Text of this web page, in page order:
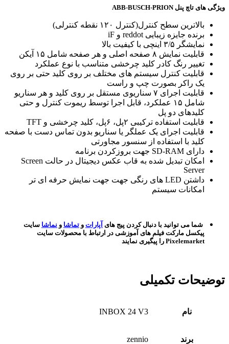
ویژگی های تاچ پنل ABB-BUSCH-PRION
بالاترین سطح کنترل(کنترل ۱۲۰ نقطه کنترلی)
برنده جایزه زیبایی reddot و iF
نمایشگر ۳/۵ اینچی با کیفیت بالا
قابلیت نمایش ۸ صفحه اصلی و هر صفحه شامل ۱۵ آیکن
تغییر رنگ کادر کلید چرخشی متناسب با نوع عملکرد
قابلیت کنترل سیستم های مختلف بر روی کلید حتی بر روی
یک راکر بصورت چپ و راست
قابلیت اجرای ۷ سناریوی مستقل بر روی کلید و هر سناریو
شامل ۱۵ عملکرد، قابل اجرا توسط ریموت کنترل و حتی
کلیدهای دو پل
قابلیت استفاده ترکیبی ۲پل، ۶پل، کلید چرخشی و TFT
قابلیت اجرای یک عملگر یا سناریو بدون تماس دست با صفحه
کلید با استفاده از سنسور مجاورتی
دارای SD-RAM جهت بروزکردن برنامه
امکان تبدیل شده به قاب عکس دیجیتال در حالت Screen
Server
داشتن LED های رنگی جهت جهت نمایش حرفه ای تر
امکانات سیستم
شما می توانید با دنبال کردن پیج های آپارات و تماشا و نماشا سایت
پیکسل مارکت فیلم های آموزشی در ارتباط با محصولات سایت
Pixelemarket را پیگیری نمایند
توضیحات تکمیلی
نام INBOX 24 V3
برند zennio